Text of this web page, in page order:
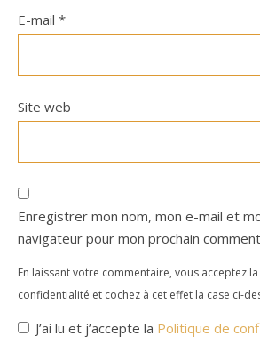
E-mail *
Site web
Enregistrer mon nom, mon e-mail et
navigateur pour mon prochain
En laissant votre commentaire, vous acceptez
confidentialité et cochez à cet effet la case ci-
J’ai lu et j’accepte la Politique de